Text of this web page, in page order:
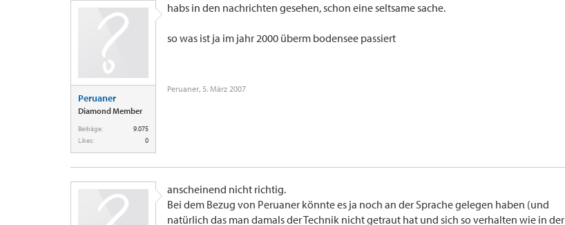
Peruaner
Diamond Member
Beiträge:
9.075
Likes:
0
habs in den nachrichten gesehen, schon eine seltsame sache.
so was ist ja im jahr 2000 überm bodensee passiert
Peruaner, 5. März 2007
anscheinend nicht richtig.
Bei dem Bezug von Peruaner könnte es ja noch an der Sprache gelegen haben (und
natürlich das man damals der Technik nicht getraut hat und sich so verhalten wie in der